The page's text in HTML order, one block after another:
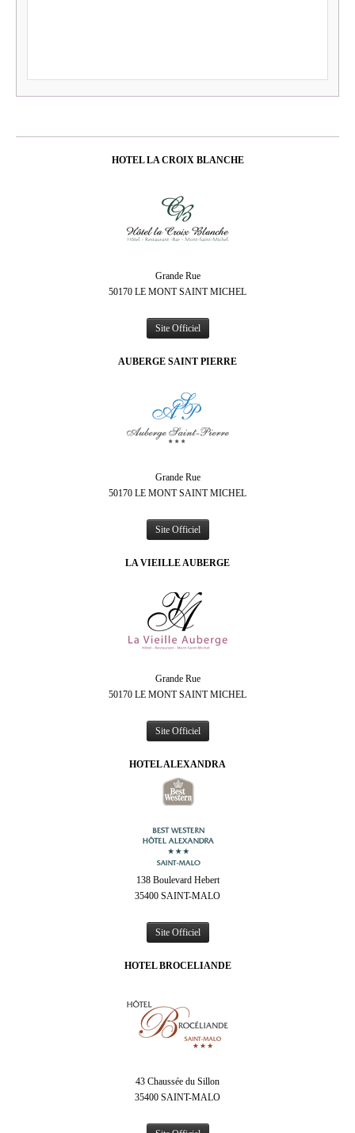
HOTEL LA CROIX BLANCHE
Grande Rue
50170 LE MONT SAINT MICHEL
Site Officiel
AUBERGE SAINT PIERRE
Grande Rue
50170 LE MONT SAINT MICHEL
Site Officiel
LA VIEILLE AUBERGE
Grande Rue
50170 LE MONT SAINT MICHEL
Site Officiel
HOTEL ALEXANDRA
138 Boulevard Hebert
35400 SAINT-MALO
Site Officiel
HOTEL BROCELIANDE
43 Chaussée du Sillon
35400 SAINT-MALO